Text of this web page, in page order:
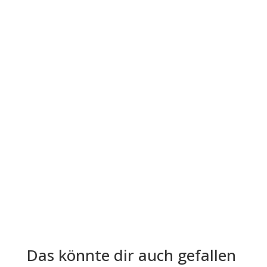
Das könnte dir auch gefallen